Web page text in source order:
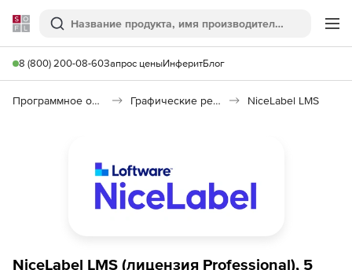
Softline
Поиск
8 (800) 200-08-60Запрос ценыИнферитБлог
Программное обеспечение для графики и дизайна Графические редакторы NiceLabel LMS
NiceLabel LMS (лицензия Professional), 5